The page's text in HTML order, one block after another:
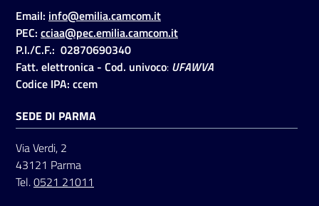
Accedi
Registrati
Email: info@emilia.camcom.it
PEC: cciaa@pec.emilia.camcom.it
P.I./C.F.: 02870690340
Fatt. elettronica - Cod. univoco: UFAWVA
Codice IPA: ccem
SEDE DI PARMA
Via Verdi, 2
43121 Parma
Tel.0521 21011